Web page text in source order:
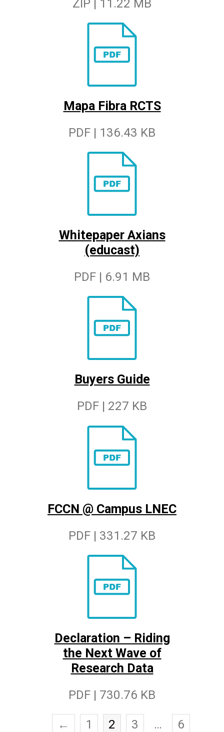
ZIP | 11.22 MB
Mapa Fibra RCTS
PDF | 136.43 KB
Whitepaper Axians
(educast)
PDF | 6.91 MB
Buyers Guide
PDF | 227 KB
FCCN @ Campus LNEC
PDF | 331.27 KB
Declaration – Riding
the Next Wave of
Research Data
PDF | 730.76 KB
← 1 2 3 …
6